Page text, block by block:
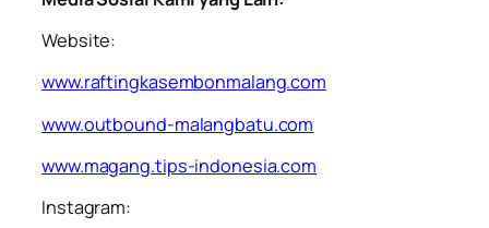
Website:
www.raftingkasembonmalang.com
www.outbound-malangbatu.com
www.magang.tips-indonesia.com
Instagram: